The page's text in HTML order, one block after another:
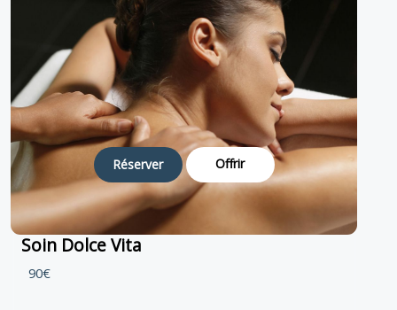
Réserver Offrir
Soin Dolce Vita
90€